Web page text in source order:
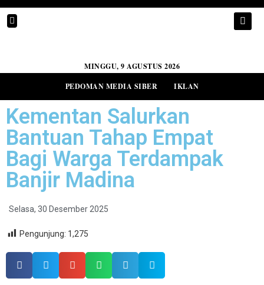
MINGGU, 9 AGUSTUS 2026
PEDOMAN MEDIA SIBER
IKLAN
Kementan Salurkan
Bantuan Tahap Empat
Bagi Warga Terdampak
Banjir Madina
Selasa, 30 Desember 2025
Pengunjung: 1,275